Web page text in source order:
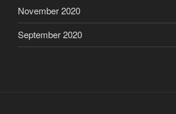
November 2020
September 2020